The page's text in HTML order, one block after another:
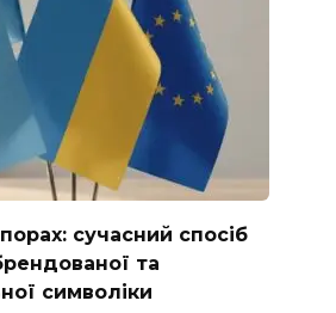
сучасний спосіб
та
символіки